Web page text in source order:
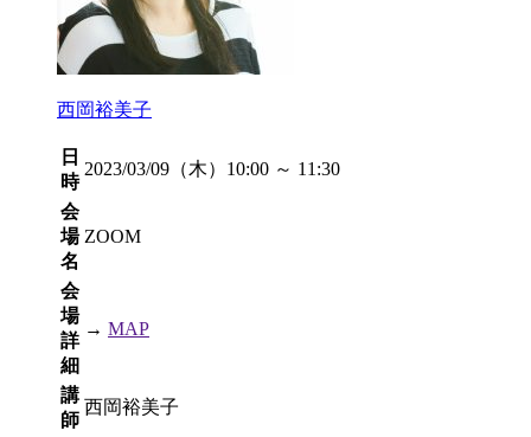
西岡裕美子
日
時
2023/03/09（木）10:00 ～ 11:30
会
場
名
ZOOM
会
場
詳
細
→ MAP
講
師
西岡裕美子